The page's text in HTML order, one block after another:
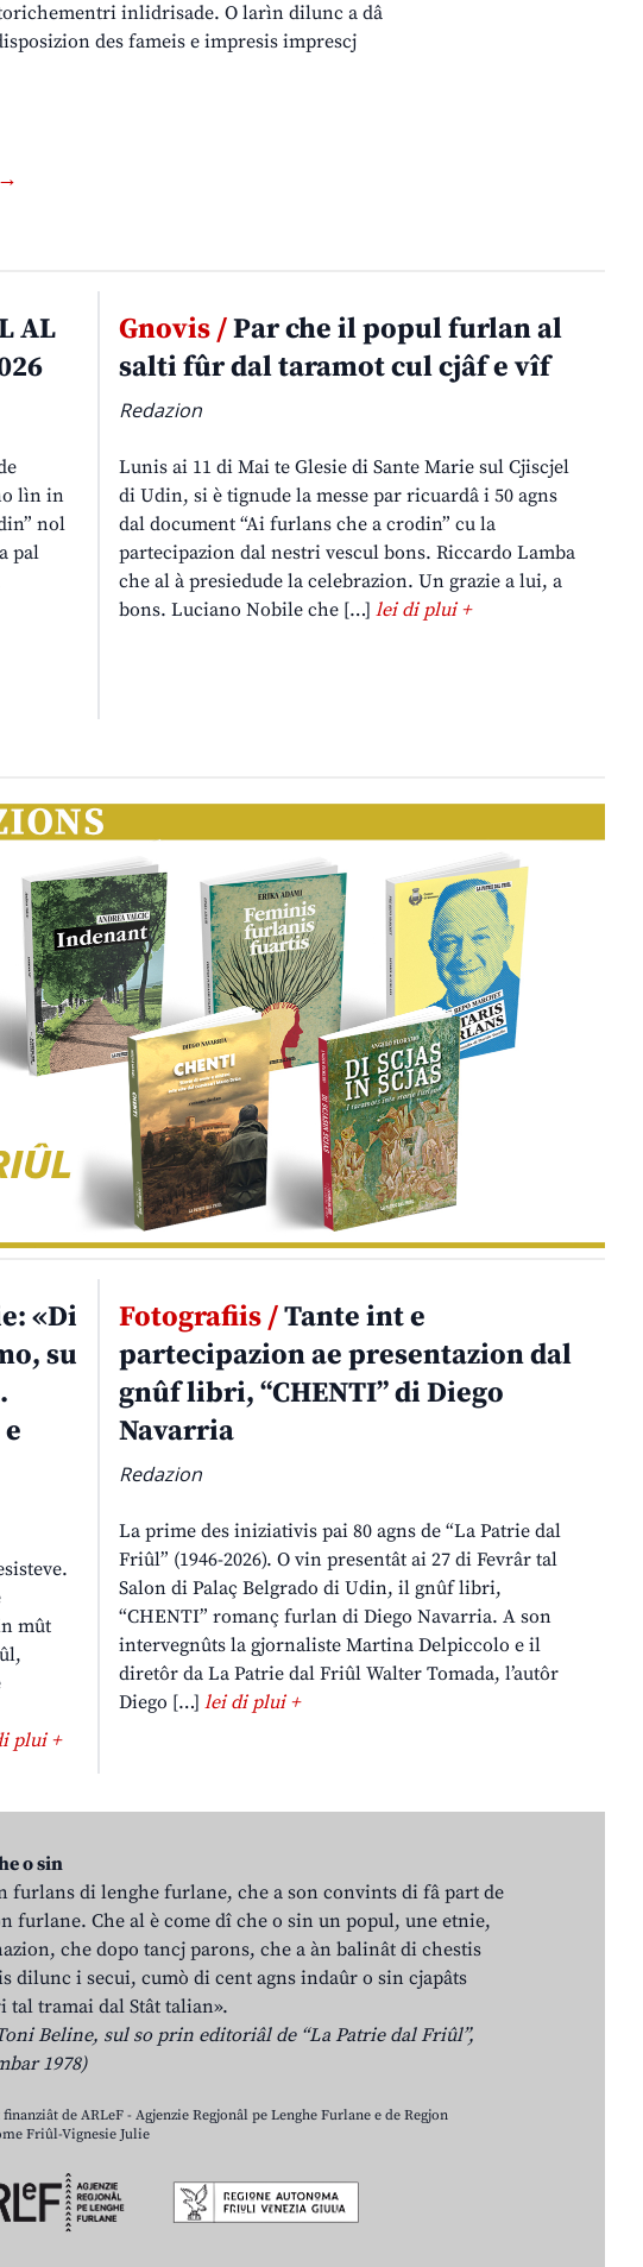
inlidrisade. O larìn dilunc a dâ
des fameis e impresis imprescj
AL
lìn in
nol
pal
Gnovis /Par che il popul furlan al
salti fûr dal taramot cul cjâf e vîf
Redazion
Lunis ai 11 di Mai te Glesie di Sante Marie sul Cjiscjel
di Udin, si è tignude la messe par ricuardâ i 50 agns
dal document “Ai furlans che a crodin” cu la
partecipazion dal nestri vescul bons. Riccardo Lamba
che al à presiedude la celebrazion. Un grazie a lui, a
bons. Luciano Nobile che […]lei di plui +
«Di
su
mût
plui +
Fotografiis /Tante int e
partecipazion ae presentazion dal
gnûf libri, “CHENTI” di Diego
Navarria
Redazion
La prime des iniziativis pai 80 agns de “La Patrie dal
Friûl” (1946-2026). O vin presentât ai 27 di Fevrâr tal
Salon di Palaç Belgrado di Udin, il gnûf libri,
“CHENTI” romanç furlan di Diego Navarria. A son
intervegnûts la gjornaliste Martina Delpiccolo e il
diretôr da La Patrie dal Friûl Walter Tomada, l’autôr
Diego […]lei di plui +
o sin
furlans di lenghe furlane, che a son convints di fâ part de
furlane. Che al è come dî che o sin un popul, une etnie,
che dopo tancj parons, che a àn balinât di chestis
dilunc i secui, cumò di cent agns indaûr o sin cjapâts
tal tramai dal Stât talian».
Beline, sul so prin editoriâl de “La Patrie dal Friûl”,
1978)
de ARLeF - Agjenzie Regjonâl pe Lenghe Furlane e de Regjon
Friûl-Vignesie Julie